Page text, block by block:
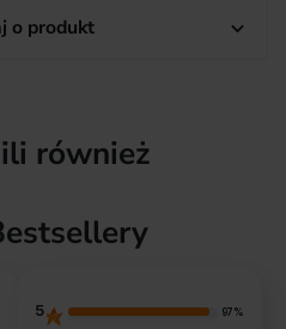
o produkt 
również
5 97%